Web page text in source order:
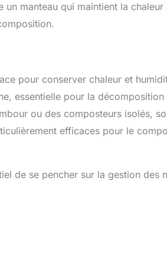
manteau qui maintient la chaleur
pour conserver chaleur et
essentielle pour la
ou des composteurs isolés,
efficaces pour le
de se pencher sur la gestion des